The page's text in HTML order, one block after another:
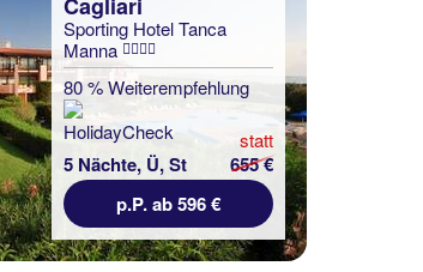
Sporting Hotel Tanca
Manna
80 % Weiterempfehlung
5 Nächte, Ü, St
statt
655 €
p.P. ab 596 €